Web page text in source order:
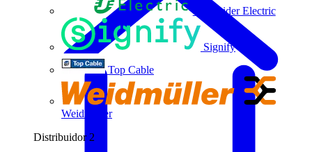
Schneider Electric
Signify
Top Cable
Weidmüller
Distribuidor 2